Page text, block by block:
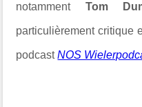
notamment Tom
particulièrement critique
podcastNOS